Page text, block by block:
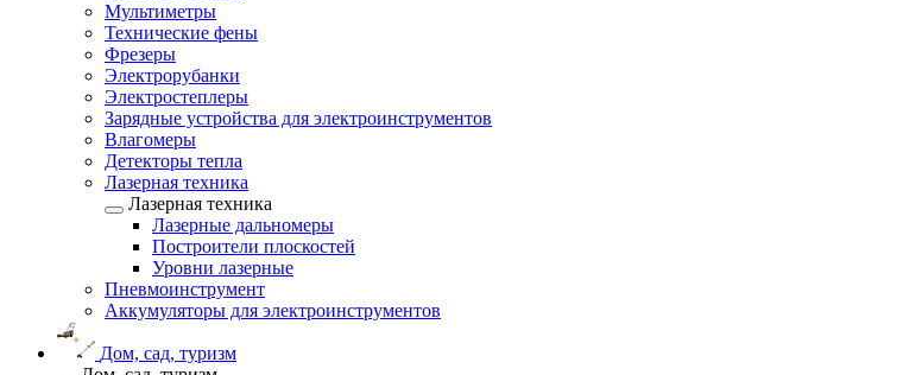
Мультиметры
Технические фены
Фрезеры
Электрорубанки
Электростеплеры
Зарядные устройства для электроинструментов
Влагомеры
Детекторы тепла
Лазерная техника
Лазерная техника
Лазерные дальномеры
Построители плоскостей
Уровни лазерные
Пневмоинструмент
Аккумуляторы для электроинструментов
Дом, сад, туризм